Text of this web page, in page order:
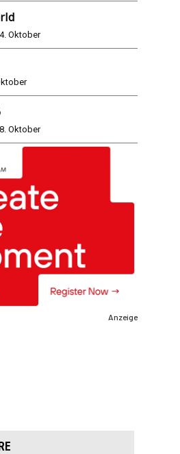
und ZDF im Remote-
Modus
Oktober
Oktober
Anzeige